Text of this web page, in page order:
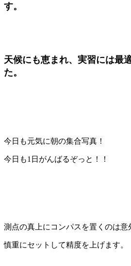
す。
天候にも恵まれ、実習には最
た。
今日も元気に朝の集合写真！
今日も1日がんばるぞっと！！
測点の真上にコンパスを置くのは
慎重にセットして精度を上げます。